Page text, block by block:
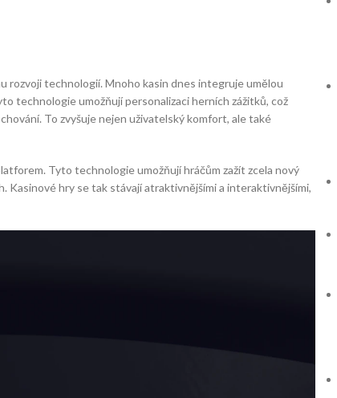
rozvoji technologií. Mnoho kasin dnes integruje umělou
technologie umožňují personalizaci herních zážitků, což
To zvyšuje nejen uživatelský komfort, ale také
Tyto technologie umožňují hráčům zažít zcela nový
hry se tak stávají atraktivnějšími a interaktivnějšími,